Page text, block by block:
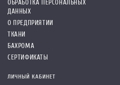
ОБРАБОТКА ПЕРСОНАЛЬНЫХ
ДАННЫХ
О ПРЕДПРИЯТИИ
ТКАНИ
БАХРОМА
СЕРТИФИКАТЫ
ЛИЧНЫЙ КАБИНЕТ